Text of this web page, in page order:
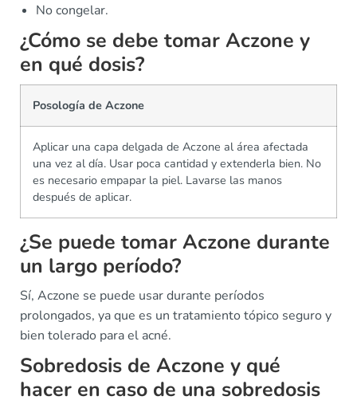
No congelar.
¿Cómo se debe tomar Aczone y
en qué dosis?
Posología de Aczone
Aplicar una capa delgada de Aczone al área afectada
una vez al día. Usar poca cantidad y extenderla bien. No
es necesario empapar la piel. Lavarse las manos
después de aplicar.
¿Se puede tomar Aczone durante
un largo período?
Sí, Aczone se puede usar durante períodos
prolongados, ya que es un tratamiento tópico seguro y
bien tolerado para el acné.
Sobredosis de Aczone y qué
hacer en caso de una sobredosis